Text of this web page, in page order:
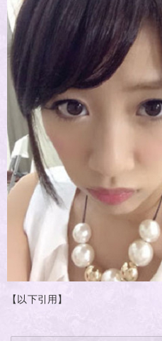
【以下引用】